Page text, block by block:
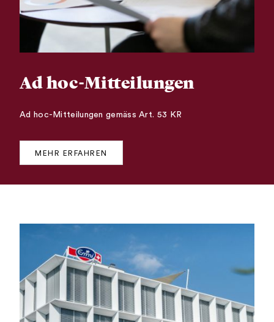
Ad hoc-Mitteilungen
Ad hoc-Mitteilungen gemäss Art. 53 KR
MEHR ERFAHREN